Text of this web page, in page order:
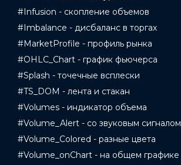
#Infusion - скопление объемов
#Imbalance - дисбаланс в торгах
#MarketProfile - профиль рынка
#OHLC_Chart - график фьючерса
#Splash - точечные всплески
#TS_DOM - лента и стакан
#Volumes - индикатор объема
#Volume_Alert - со звуковым сигналом
#Volume_Colored - разные цвета
#Volume_onChart - на общем графике